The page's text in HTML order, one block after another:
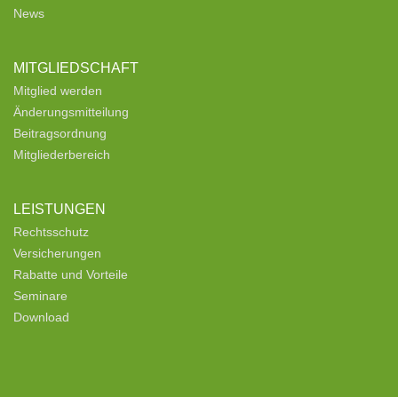
News
MITGLIEDSCHAFT
Mitglied werden
Änderungsmitteilung
Beitragsordnung
Mitgliederbereich
LEISTUNGEN
Rechtsschutz
Versicherungen
Rabatte und Vorteile
Seminare
Download